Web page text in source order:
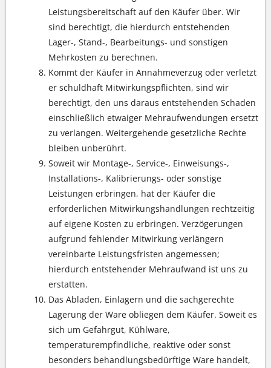
Leistungsbereitschaft auf den Käufer über. Wir
sind berechtigt, die hierdurch entstehenden
Lager-, Stand-, Bearbeitungs- und sonstigen
Mehrkosten zu berechnen.
Kommt der Käufer in Annahmeverzug oder verletzt
er schuldhaft Mitwirkungspflichten, sind wir
berechtigt, den uns daraus entstehenden Schaden
einschließlich etwaiger Mehraufwendungen ersetzt
zu verlangen. Weitergehende gesetzliche Rechte
bleiben unberührt.
Soweit wir Montage-, Service-, Einweisungs-,
Installations-, Kalibrierungs- oder sonstige
Leistungen erbringen, hat der Käufer die
erforderlichen Mitwirkungshandlungen rechtzeitig
auf eigene Kosten zu erbringen. Verzögerungen
aufgrund fehlender Mitwirkung verlängern
vereinbarte Leistungsfristen angemessen;
hierdurch entstehender Mehraufwand ist uns zu
erstatten.
Das Abladen, Einlagern und die sachgerechte
Lagerung der Ware obliegen dem Käufer. Soweit es
sich um Gefahrgut, Kühlware,
temperaturempfindliche, reaktive oder sonst
besonders behandlungsbedürftige Ware handelt,